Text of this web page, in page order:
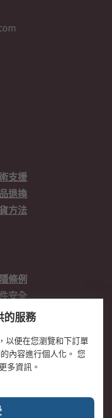
支援
退換
方法
條例
安全
RS
中心
售條款
的服務
以便在您瀏覽和下訂單
內容進行個人化。 您
多資訊。